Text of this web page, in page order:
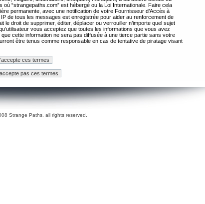
“strangepaths.com” est hébergé ou la Loi Internationale. Faire cela
permanente, avec une notification de votre Fournisseur d’Accès à
de tous les messages est enregistrée pour aider au renforcement de
le droit de supprimer, éditer, déplacer ou verrouiller n’importe quel sujet
vous acceptez que toutes les informations que vous avez
cette information ne sera pas diffusée à une tierce partie sans votre
être tenus comme responsable en cas de tentative de piratage visant
Strange Paths, all rights reserved.